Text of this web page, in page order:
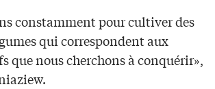
constamment pour cultiver des
qui correspondent aux
que nous cherchons à conquérir»,